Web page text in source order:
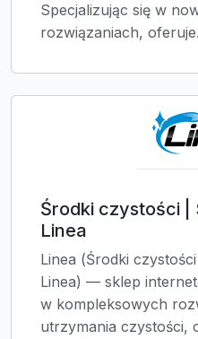
Specjalizując się w
rozwiązaniach,
Środki czystości |
Linea
Linea (Środki
Linea) — sklep
w kompleksowych
utrzymania czystości,